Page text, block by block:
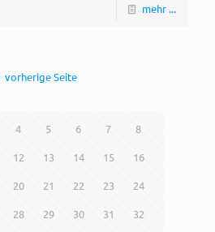
mehr ...
vorherige Seite
4 5 6 7 8
12 13 14 15 16
20 21 22 23 24
28 29 30 31 32